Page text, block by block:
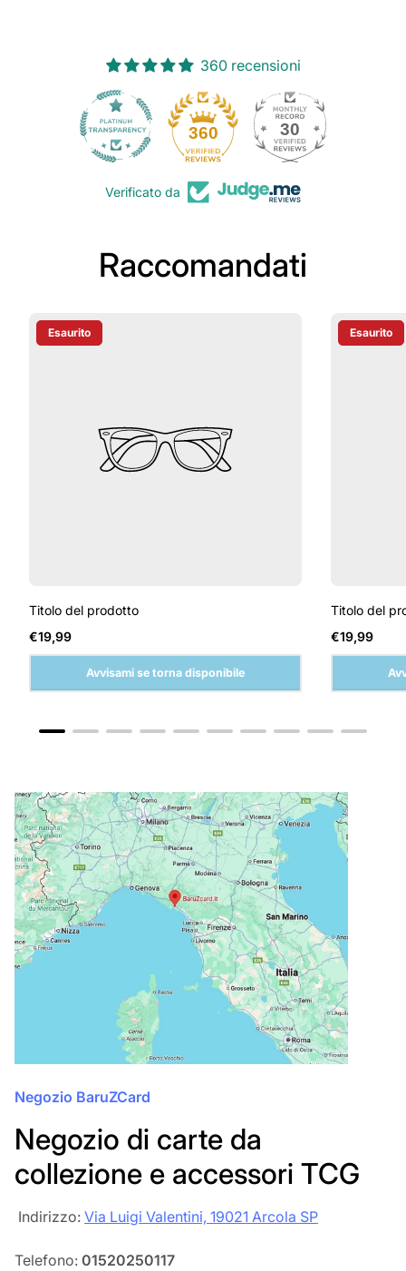
360 recensioni
360 30
Verificato da
Raccomandati
Etichetta Del Prodotto:
Esaurito
Titolo del prodotto
Prezzo
normale
€19,99
Avvisami se torna disponibile
Etichetta
Esaurito
Titolo del
Prezzo
normale
€19,99
Negozio BaruZCard
Negozio di carte da
collezione e accessori TCG
‎‎ Indirizzo: Via Luigi Valentini, 19021 Arcola SP
Telefono: 01520250117